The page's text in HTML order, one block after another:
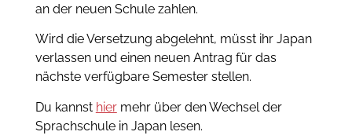
an der neuen Schule zahlen.
Wird die Versetzung abgelehnt, müsst ihr Japan
verlassen und einen neuen Antrag für das
nächste verfügbare Semester stellen.
Du kannst hiermehr über den Wechsel der
Sprachschule in Japan lesen.